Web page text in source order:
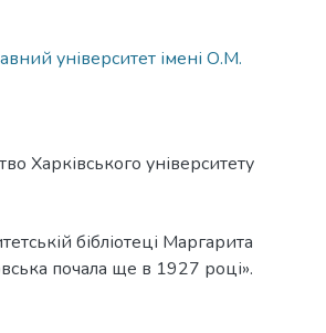
університет імені О.М.
Харківського університету
бібліотеці Маргарита
почала ще в 1927 році».